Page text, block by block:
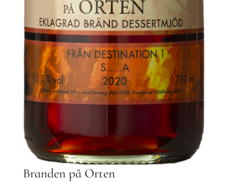
Branden på Orten